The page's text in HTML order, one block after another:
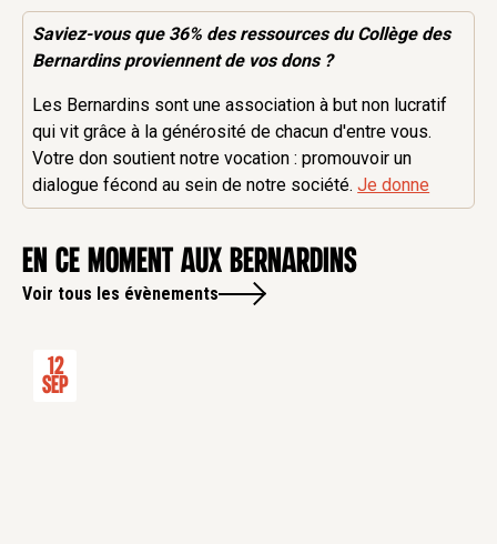
Saviez-vous que 36% desressourcesdu Collège des
Bernardins proviennent de vos dons ?
Les Bernardins sont une association à but non lucratif
qui vit grâce à la générosité de chacun d'entre vous.
Votre don soutient notre vocation : promouvoir un
dialogue fécond au sein de notre société.Je donne
en ce moment aux Bernardins
Voir tous les évènements
12
Sep